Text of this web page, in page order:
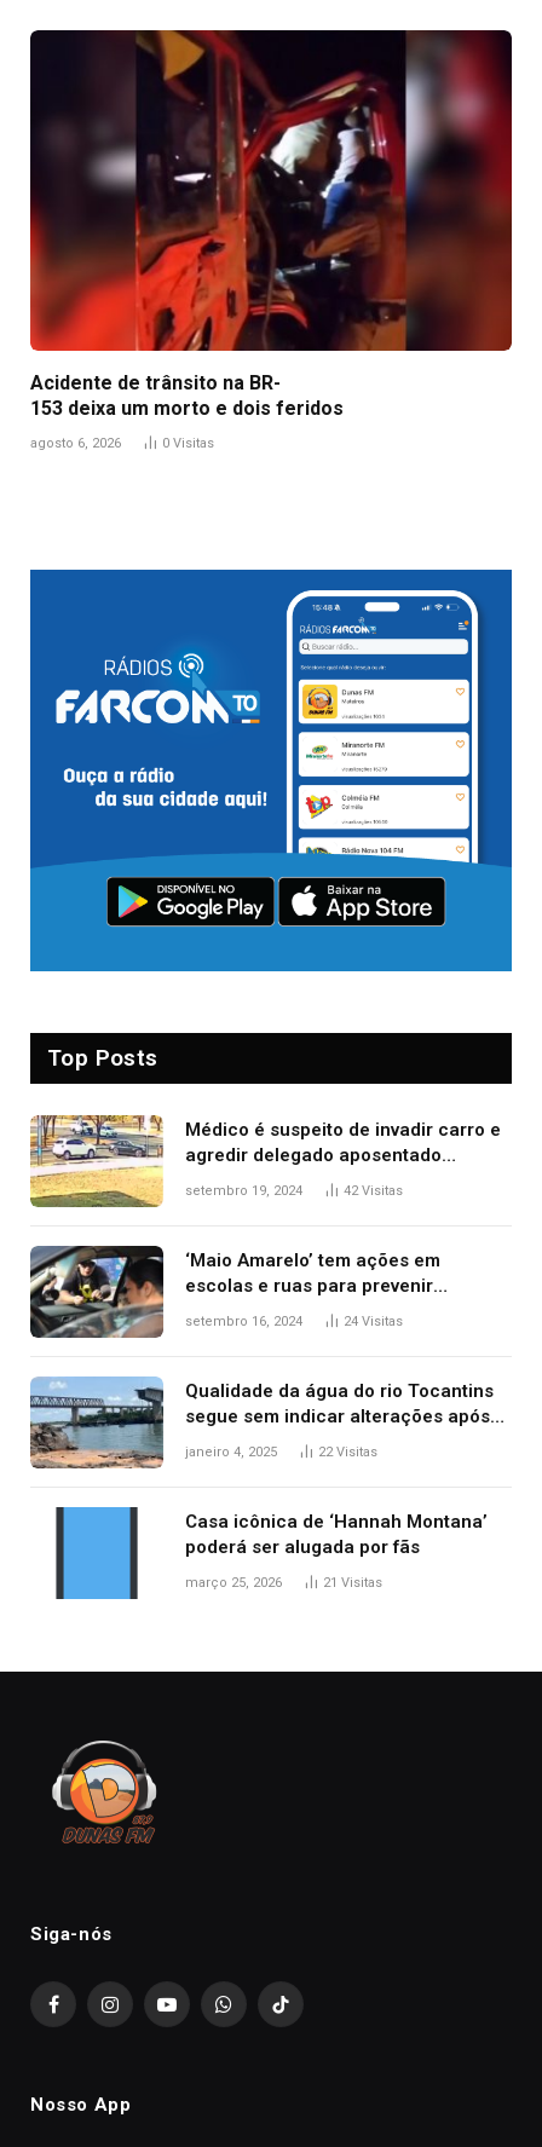
Acidente de trânsito na BR-
153 deixa um morto e dois feridos
agosto 6, 2026 0 Visitas
Top Posts
Médico é suspeito de invadir carro e
agredir delegado aposentado
durante confusão no trânsito
setembro 19, 2024 42Visitas
‘Maio Amarelo’ tem ações em
escolas e ruas para prevenir
acidentes no trânsito no AP
setembro 16, 2024 24 Visitas
Qualidade da água do rio Tocantins
segue sem indicar alterações após
desabamento da ponte entre MA e
janeiro 4, 2025 22Visitas
Casa icônica de ‘Hannah Montana’
poderá ser alugada por fãs
março 25, 2026 21 Visitas
Siga-nós
FacebookInstagramYouTubeWhatsAppTikTok
Nosso App